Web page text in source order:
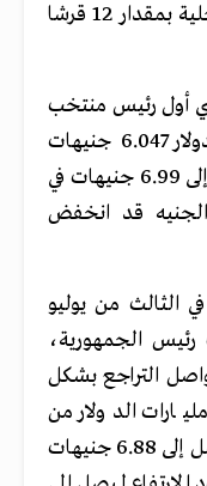
6.033 جنيهات، لتتراجع العملة المحلية بمقدار 12 قرشا
مرسي أول رئيس منتخب
ديمقراطيا السلطة، بلغ سعر الدولار 6.047 جنيهات
وواصل الارتفاع تدريجياً حتى وصل إلى 6.99 جنيهات في
يكون الجنيه قد انخفض
الثالث من يوليو
رئيس الجمهورية،
7 جنيهات، وواصل التراجع بشكل
الدولار من
السعودية والإمارات والكويت، ليصل إلى 6.88 جنيهات